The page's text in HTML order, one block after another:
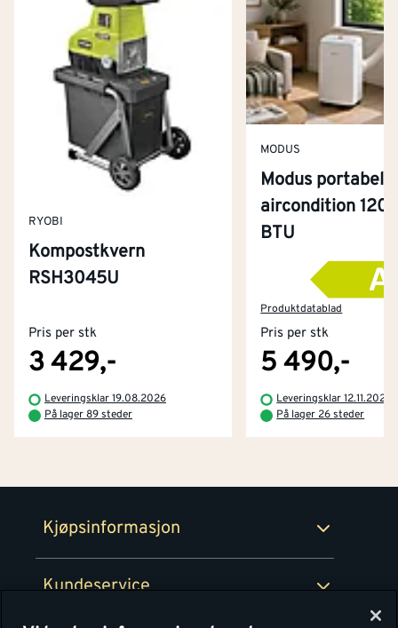
RYOBI
Kompostkvern
RSH3045U
Pris per stk
3 429,-
Leveringsklar 19.08.2026
På lager 89 steder
MODUS
Modus portabel
aircondition
BTU
Produktdatablad
Pris per stk
5 490,-
Leveringsklar 12.11.2026
På lager 26 steder
Kjøpsinformasjon
Kjøpsbetingelser
Retur- og angrerettsskjema
Kundeservice
Tjenester
Montér Klubb
Byggevarehus og åpningstider
Prismatch
Personvern